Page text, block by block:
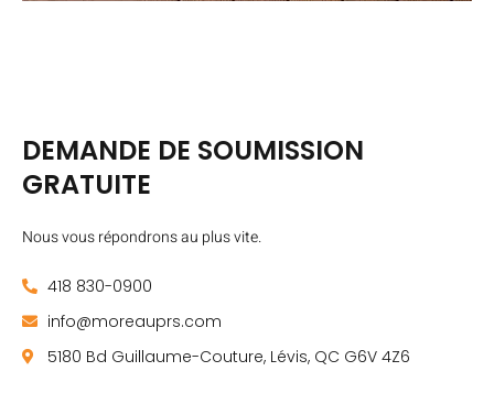
DEMANDE DE SOUMISSION
GRATUITE
Nous vous répondrons au plus vite.
418 830-0900
info@moreauprs.com
5180 Bd Guillaume-Couture, Lévis, QC G6V 4Z6